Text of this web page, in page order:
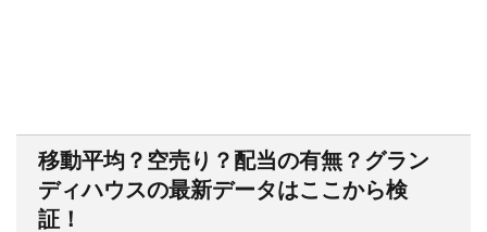
移動平均？空売り？配当の有無？グラン
ディハウスの最新データはここから検
証！